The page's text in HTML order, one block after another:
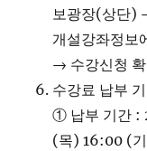
보광장(상단)
개설강좌정보
→ 수강신청 확
수강료 납부
① 납부 기간 :
(목) 16:00 (